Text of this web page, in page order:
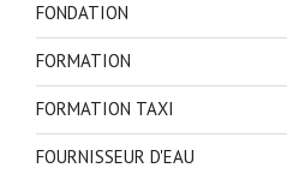
FONDATION
FORMATION
FORMATION TAXI
FOURNISSEUR D'EAU